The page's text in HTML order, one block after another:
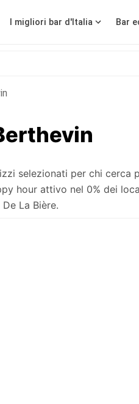
I migliori bar d'Italia Bar
selezionati per chi cerca
hour attivo nel 0% dei
La Bière.